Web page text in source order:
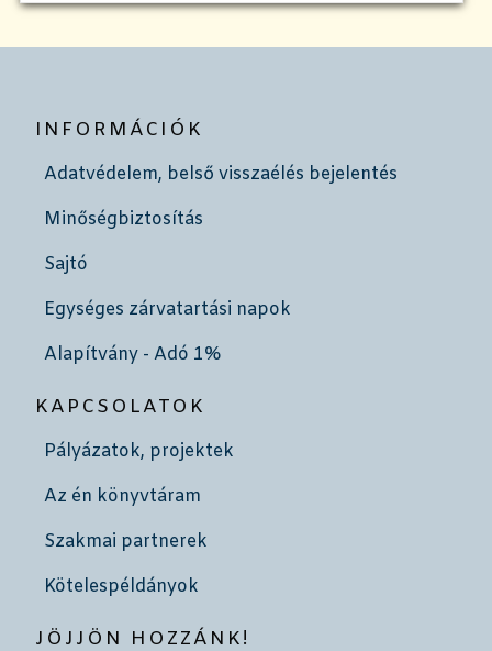
INFORMÁCIÓK
Adatvédelem, belső visszaélés bejelentés
Minőségbiztosítás
Sajtó
Egységes zárvatartási napok
Alapítvány - Adó 1%
KAPCSOLATOK
Pályázatok, projektek
Az én könyvtáram
Szakmai partnerek
Kötelespéldányok
JÖJJÖN HOZZÁNK!